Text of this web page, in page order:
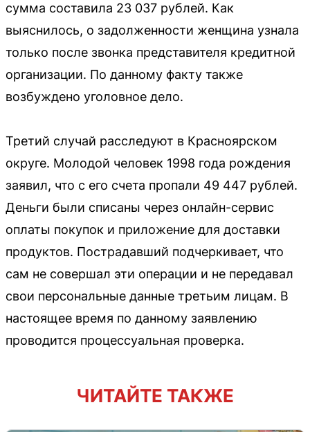
сумма составила 23 037 рублей. Как
выяснилось, о задолженности женщина узнала
только после звонка представителя кредитной
организации. По данному факту также
возбуждено уголовное дело.
Третий случай расследуют в Красноярском
округе. Молодой человек 1998 года рождения
заявил, что с его счета пропали 49 447 рублей.
Деньги были списаны через онлайн-сервис
оплаты покупок и приложение для доставки
продуктов. Пострадавший подчеркивает, что
сам не совершал эти операции и не передавал
свои персональные данные третьим лицам. В
настоящее время по данному заявлению
проводится процессуальная проверка.
ЧИТАЙТЕ ТАКЖЕ